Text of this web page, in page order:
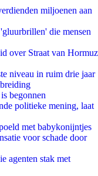
miljoenen aan
die mensen
over Straat van Hormuz
niveau in ruim drie jaar
begonnen
politieke mening, laat
met babykonijntjes
voor schade door
agenten stak met